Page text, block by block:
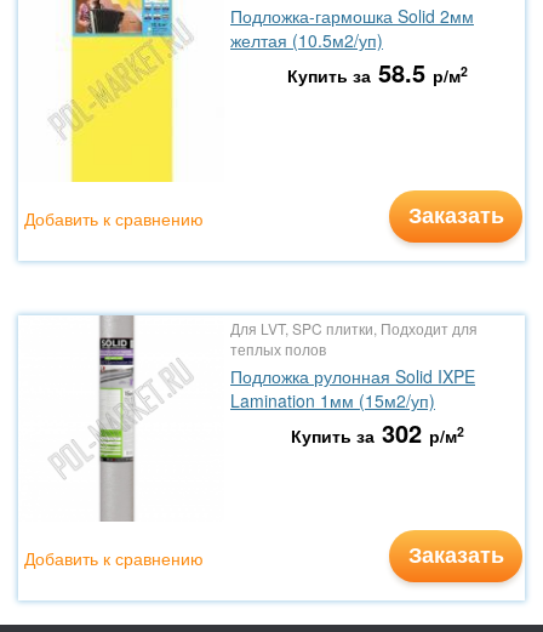
Подложка-гармошка Solid 2мм
желтая (10.5м2/уп)
Купить за 58.5 р/м2
Заказать
Добавить к сравнению
Для LVT, SPC плитки, Подходит для
теплых полов
Подложка рулонная Solid IXPE
Lamination 1мм (15м2/уп)
Купить за 302 р/м2
Заказать
Добавить к сравнению